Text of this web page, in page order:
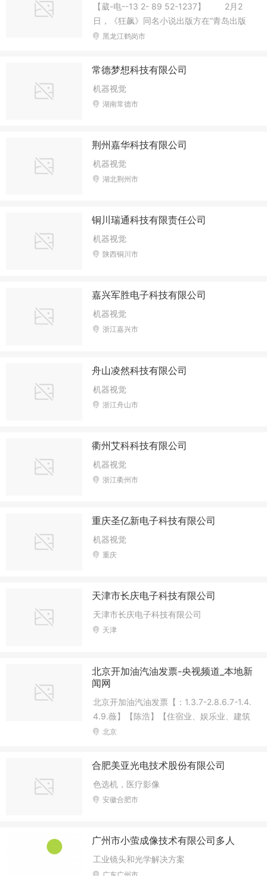
【葳-电--13 2- 89 52-1237】 2月2
日，《狂飙》同名小说出版方在“青岛出版
社官方旗舰店”淘宝直播间举行首发式，老
播间与网友互动。开播后，首批库存小说迅
速售罄。据出版方初步统计，《狂飙》同名
小说在全平台上架后，九成销量来自淘宝天
猫，感叹“淘宝直播间网友太疯狂”。
黑龙江鹤岗市
常德梦想科技有限公司
机器视觉
湖南常德市
荆州嘉华科技有限公司
机器视觉
湖北荆州市
铜川瑞通科技有限责任公司
机器视觉
陕西铜川市
嘉兴军胜电子科技有限公司
机器视觉
浙江嘉兴市
舟山凌然科技有限公司
机器视觉
浙江舟山市
衢州艾科科技有限公司
机器视觉
浙江衢州市
重庆圣亿新电子科技有限公司
机器视觉
重庆
天津市长庆电子科技有限公司
天津市长庆电子科技有限公司
天津
北京开加油汽油发票-央视频道_本地新
闻网
北京开加油汽油发票【：1.3.7-2.8.6.7-1.4.
4.9.薇】【陈浩】【住宿业、娱乐业、建筑
装饰业、房地产中介服务业、餐饮业、交通
社】。【保_真.可_先_幵_验】【唯.一.查.
验：国.税.总.局.官.网.查.验.平.台】（
北京
合肥美亚光电技术股份有限公司
色选机，医疗影像
安徽合肥市
广州市小萤成像技术有限公司多人
工业镜头和光学解决方案